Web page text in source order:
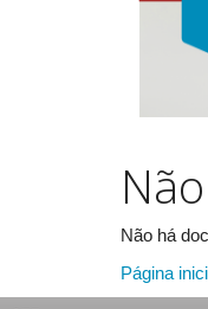
Não há
Página